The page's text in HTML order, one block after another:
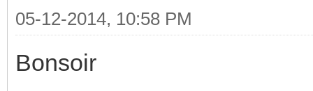
05-12-2014, 10:58 PM
Bonsoir